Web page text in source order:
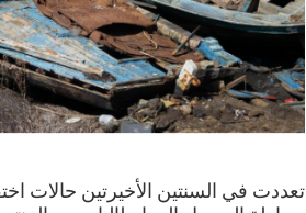
تعددت في السنتين الأخيرتين حالات